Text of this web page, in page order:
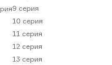
9 серия
10 серия
11 серия
12 серия
13 серия